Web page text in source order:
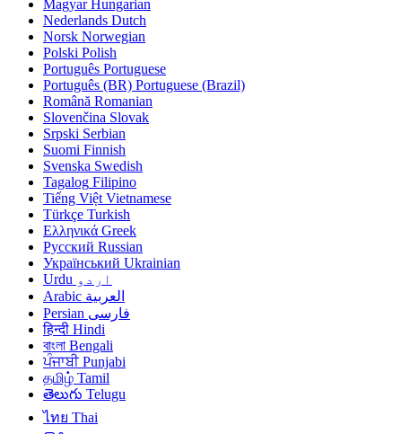
Magyar Hungarian
Nederlands Dutch
Norsk Norwegian
Polski Polish
Português Portuguese
Português (BR) Portuguese (Brazil)
Română Romanian
Slovenčina Slovak
Srpski Serbian
Suomi Finnish
Svenska Swedish
Tagalog Filipino
Tiếng Việt Vietnamese
Türkçe Turkish
Ελληνικά Greek
Русский Russian
Український Ukrainian
اردو Urdu
العربية Arabic
فارسی Persian
हिन्दी Hindi
বাংলা Bengali
ਪੰਜਾਬੀ Punjabi
தமிழ் Tamil
తెలుగు Telugu
ไทย Thai